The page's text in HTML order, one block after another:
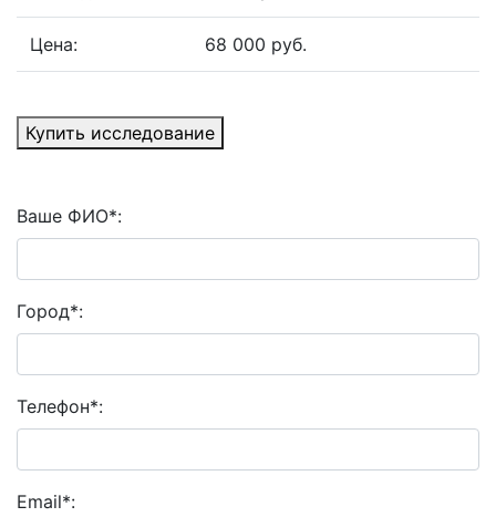
Цена: 68 000 руб.
Купить исследование
Ваше ФИО*:
Город*:
Телефон*:
Email*: